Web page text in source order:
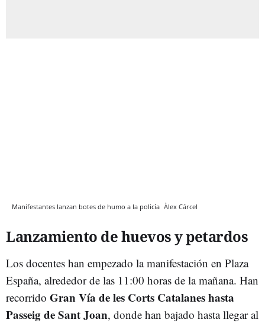
Manifestantes lanzan botes de humo a la policía Àlex Cárcel
Lanzamiento de huevos y petardos
Los docentes han empezado la manifestación en Plaza
España, alrededor de las 11:00 horas de la mañana. Han
recorrido Gran Vía de les Corts Catalanes hasta
Passeig de Sant Joan, donde han bajado hasta llegar al